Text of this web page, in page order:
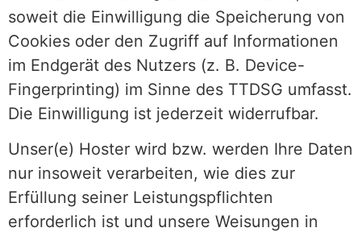
soweit die Einwilligung die Speicherung von
Cookies oder den Zugriff auf Informationen
im Endgerät des Nutzers (z. B. Device-
Fingerprinting) im Sinne des TTDSG umfasst.
Die Einwilligung ist jederzeit widerrufbar.
Unser(e) Hoster wird bzw. werden Ihre Daten
nur insoweit verarbeiten, wie dies zur
Erfüllung seiner Leistungspflichten
erforderlich ist und unsere Weisungen in